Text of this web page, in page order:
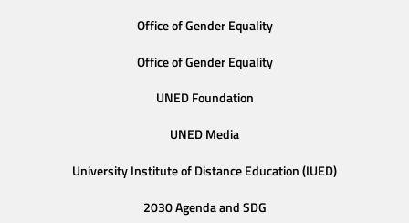
Office of Gender Equality
Office of Gender Equality
UNED Foundation
UNED Media
University Institute of Distance Education (IUED)
2030 Agenda and SDG